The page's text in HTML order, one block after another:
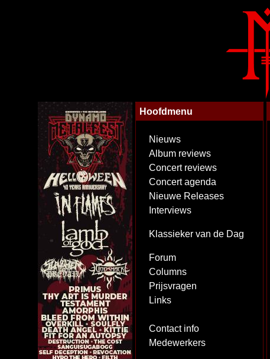
Hoofdmenu
Nieuws
Album reviews
Concert reviews
Concert agenda
Nieuwe Releases
Interviews
Klassieker van de Dag
Forum
Columns
Prijsvragen
Links
Contact info
Medewerkers